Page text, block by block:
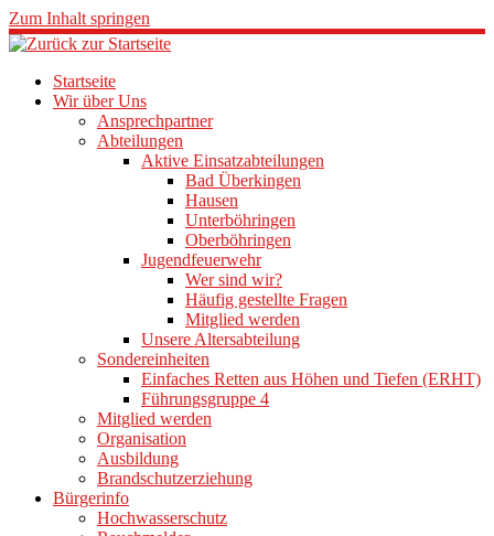
Zum Inhalt springen
Startseite
Wir über Uns
Ansprechpartner
Abteilungen
Aktive Einsatzabteilungen
Bad Überkingen
Hausen
Unterböhringen
Oberböhringen
Jugendfeuerwehr
Wer sind wir?
Häufig gestellte Fragen
Mitglied werden
Unsere Altersabteilung
Sondereinheiten
Einfaches Retten aus Höhen und Tiefen (ERHT)
Führungsgruppe 4
Mitglied werden
Organisation
Ausbildung
Brandschutzerziehung
Bürgerinfo
Hochwasserschutz